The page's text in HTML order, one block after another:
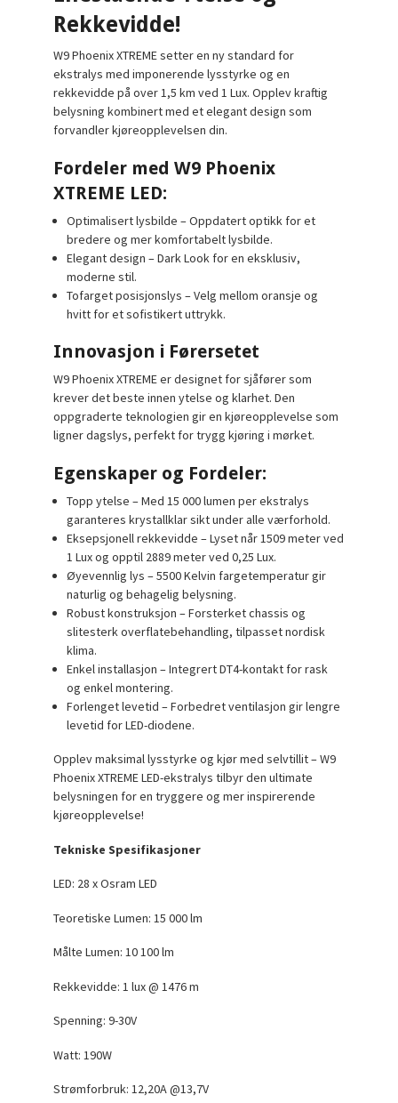
Rekkevidde!
W9 Phoenix XTREME setter en ny standard for
ekstralys med imponerende lysstyrke og en
rekkevidde på over 1,5 km ved 1 Lux. Opplev kraftig
belysning kombinert med et elegant design som
forvandler kjøreopplevelsen din.
Fordeler med W9 Phoenix
XTREME LED:
Optimalisert lysbilde – Oppdatert optikk for et
bredere og mer komfortabelt lysbilde.
Elegant design – Dark Look for en eksklusiv,
moderne stil.
Tofarget posisjonslys – Velg mellom oransje og
hvitt for et sofistikert uttrykk.
Innovasjon i Førersetet
W9 Phoenix XTREME er designet for sjåfører som
krever det beste innen ytelse og klarhet. Den
oppgraderte teknologien gir en kjøreopplevelse som
ligner dagslys, perfekt for trygg kjøring i mørket.
Egenskaper og Fordeler:
Topp ytelse – Med 15 000 lumen per ekstralys
garanteres krystallklar sikt under alle værforhold.
Eksepsjonell rekkevidde – Lyset når 1509 meter ved
1 Lux og opptil 2889 meter ved 0,25 Lux.
Øyevennlig lys – 5500 Kelvin fargetemperatur gir
naturlig og behagelig belysning.
Robust konstruksjon – Forsterket chassis og
slitesterk overflatebehandling, tilpasset nordisk
klima.
Enkel installasjon – Integrert DT4-kontakt for rask
og enkel montering.
Forlenget levetid – Forbedret ventilasjon gir lengre
levetid for LED-diodene.
Opplev maksimal lysstyrke og kjør med selvtillit – W9
Phoenix XTREME LED-ekstralys tilbyr den ultimate
belysningen for en tryggere og mer inspirerende
kjøreopplevelse!
Tekniske Spesifikasjoner
LED: 28 x Osram LED
Teoretiske Lumen: 15 000 lm
Målte Lumen: 10 100 lm
Rekkevidde: 1 lux @ 1476 m
Spenning: 9-30V
Watt: 190W
Strømforbruk: 12,20A @13,7V